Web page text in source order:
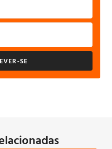
SE